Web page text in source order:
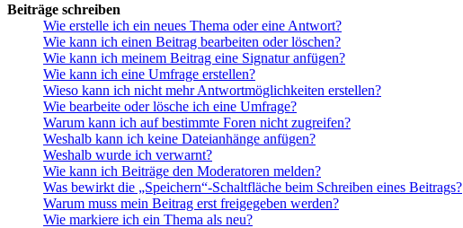
Beiträge schreiben
Wie erstelle ich ein neues Thema oder eine Antwort?
Wie kann ich einen Beitrag bearbeiten oder löschen?
Wie kann ich meinem Beitrag eine Signatur anfügen?
Wie kann ich eine Umfrage erstellen?
Wieso kann ich nicht mehr Antwortmöglichkeiten erstellen?
Wie bearbeite oder lösche ich eine Umfrage?
Warum kann ich auf bestimmte Foren nicht zugreifen?
Weshalb kann ich keine Dateianhänge anfügen?
Weshalb wurde ich verwarnt?
Wie kann ich Beiträge den Moderatoren melden?
Was bewirkt die „Speichern“-Schaltfläche beim Schreiben eines Beitrags?
Warum muss mein Beitrag erst freigegeben werden?
Wie markiere ich ein Thema als neu?